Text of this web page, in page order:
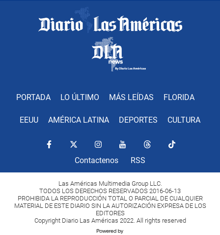
PORTADA LO ÚLTIMO MÁS LEÍDAS FLORIDA
EEUU AMÉRICA LATINA DEPORTES CULTURA
Contactenos RSS
Las Américas Multimedia Group LLC.
TODOS LOS DERECHOS RESERVADOS 2016-06-13
PROHIBIDA LA REPRODUCCIÓN TOTAL O PARCIAL DE CUALQUIER
MATERIAL DE ESTE DIARIO SIN LA AUTORIZACIÓN EXPRESA DE LOS
EDITORES
Copyright Diario Las Américas 2022. All rights reserved